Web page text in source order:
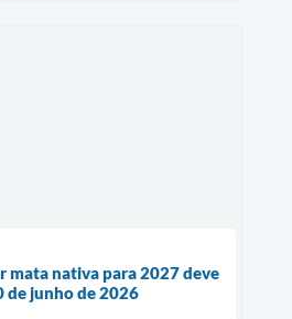
mata nativa para 2027 deve
de junho de 2026